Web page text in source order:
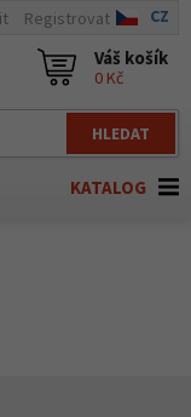
HLEDAT
Registrovat CZ
Váš košík
0 Kč
KATALOG